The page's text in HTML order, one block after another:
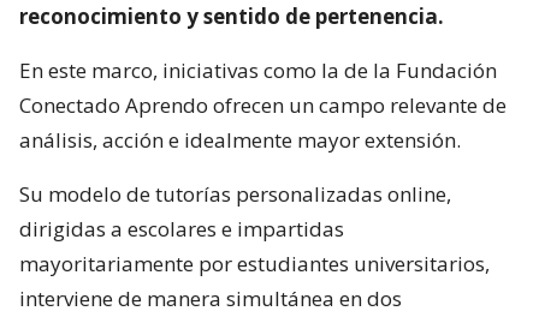
reconocimiento y sentido de pertenencia.
En este marco, iniciativas como la de la Fundación
Conectado Aprendo ofrecen un campo relevante de
análisis, acción e idealmente mayor extensión.
Su modelo de tutorías personalizadas online,
dirigidas a escolares e impartidas
mayoritariamente por estudiantes universitarios,
interviene de manera simultánea en dos